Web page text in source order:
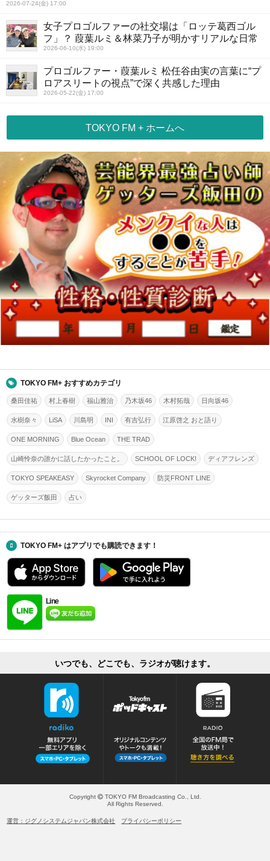
2026-07-24(金) 17:00
女子プロゴルファーの社交場は「ロッテ葛西ゴル
フ」？ 葭葉ルミ＆林菜乃子が明かすリアルな日常
2026-06-10(水) 19:00
プロゴルファー・葭葉ルミ 松任谷由実の言葉に“プ
ロアスリートの視点”で深く共感した理由
2026-05-22(金) 17:00
TOKYO FM + ホームへ
TOKYO FM+ おすすめカテゴリ
桑田佳祐 村上春樹 福山雅治 乃木坂46 木村拓哉 日向坂46
水樹奈々 LiSA 川島明 INI 有吉弘行 江原啓之 おと語り
ONE MORNING Blue Ocean THE TRAD
山崎怜奈の誰かに話したかったこと。 SCHOOL OF LOCK! ディアフレンズ
TOKYO SPEAKEASY Skyrocket Company 防災FRONT LINE
ゲッターズ飯田 占い
TOKYO FM+ はアプリでも購読できます！
Line
いつでも、どこでも、ラジオが聴けます。
Copyright
TOKYO FM Broadcasting Co., Ltd.
All Rights Reserved.
運営：ジグノシステムジャパン株式会社 プライバシーポリシー